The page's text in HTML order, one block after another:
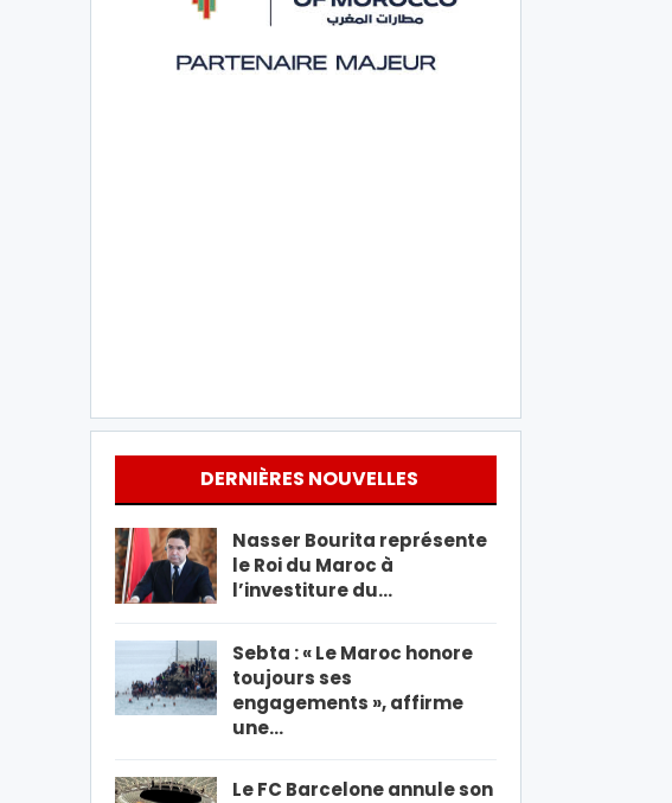
DERNIÈRES NOUVELLES
Nasser Bourita représente
le Roi du Maroc à
l’investiture du…
Sebta : « Le Maroc honore
toujours ses
engagements », affirme
une…
Le FC Barcelone annule son